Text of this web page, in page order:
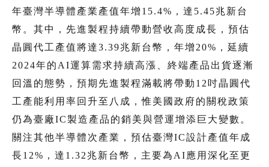
年臺灣半導體產業產值年增15.4%，達5.45兆新台
幣。其中，先進製程持續帶動營收高度成長，預估
晶圓代工產值將達3.39兆新台幣，年增20%，延續
2024年的AI運算需求持續高漲、終端產品出貨逐漸
回溫的態勢，預期先進製程滿載將帶動12吋晶圓代
工產能利用率回升至八成，惟美國政府的關稅政策
仍為臺廠IC製造產品的銷美與營運增添巨大變數。
關注其他半導體次產業，預估臺灣IC設計產值年成
長12%，達1.32兆新台幣，主要為AI應用深化至更